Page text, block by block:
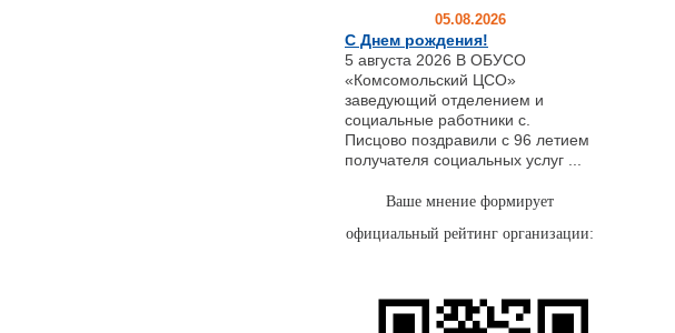
05.08.2026
С Днем рождения!
5 августа 2026 В ОБУСО
«Комсомольский ЦСО»
заведующий отделением и
социальные работники с.
Писцово поздравили с 96 летием
получателя социальных услуг ...
Ваше мнение формирует
официальный рейтинг организации: